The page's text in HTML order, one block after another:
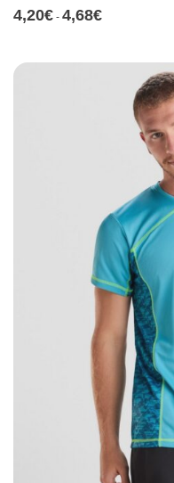
4,20€ - 4,68€Rango
de
hasta